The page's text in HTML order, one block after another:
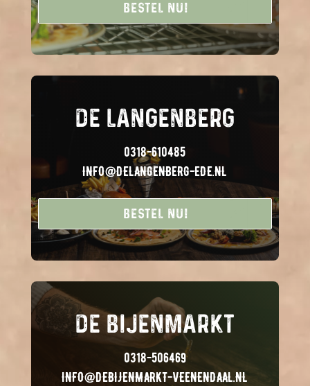
Bestel nu!
Bestel nu!
Bestel nu!
Bestel nu!
DE LANGENBERG
0318-610485
INFO@DELANGENBERG-EDE.NL
Bestel nu!
Bestel nu!
DE BIJENMARKT
0318-506469
INFO@DEBIJENMARKT-VEENENDAAL.NL